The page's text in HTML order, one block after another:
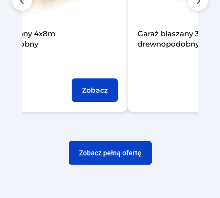
3x5m
Zobacz
Garaż blaszany 6x5m
Zobacz pełną ofertę